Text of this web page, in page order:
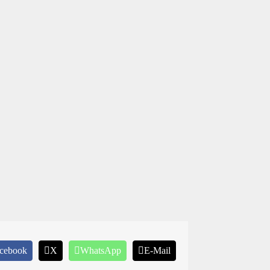
X WhatsApp E-Mail